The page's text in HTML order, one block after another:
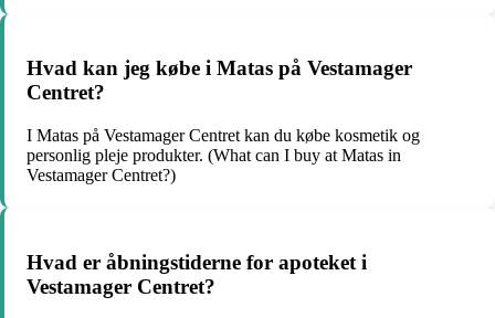
Hvad kan jeg købe i Matas på Vestamager
Centret?
I Matas på Vestamager Centret kan du købe kosmetik og
personlig pleje produkter. (What can I buy at Matas in
Vestamager Centret?)
Hvad er åbningstiderne for apoteket i
Vestamager Centret?